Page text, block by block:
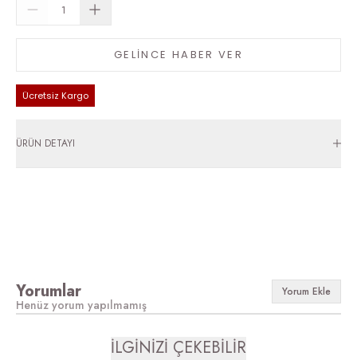
GELİNCE HABER VER
Ücretsiz Kargo
ÜRÜN DETAYI
Yorumlar Yorum Ekle
Henüz yorum yapılmamış
İLGİNİZİ ÇEKEBİLİR